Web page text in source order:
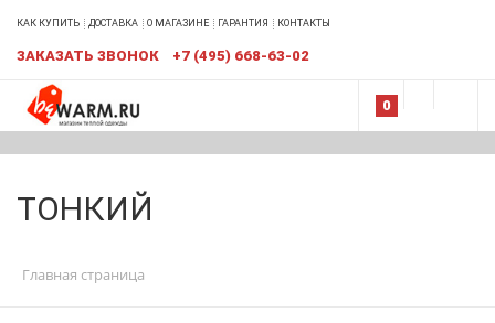
КАК КУПИТЬ ДОСТАВКА О МАГАЗИНЕ ГАРАНТИЯ КОНТАКТЫ
ЗАКАЗАТЬ ЗВОНОК +7 (495) 668-63-02
0
ТОНКИЙ
Главная страница